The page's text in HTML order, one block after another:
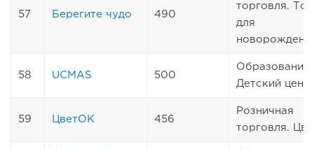
57 Берегите чудо 490
торговля.
для
58 UCMAS 500
Образование.
Детский
59 ЦветОК 456
Розничная
торговля.